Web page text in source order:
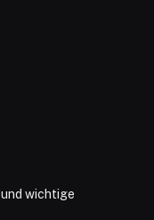
wichtige